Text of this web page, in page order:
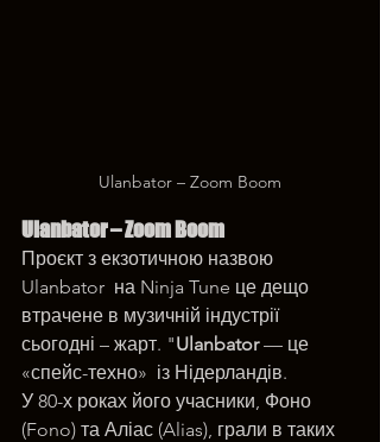
Ulanbator – Zoom Boom
Ulanbator – Zoom Boom
Проєкт з екзотичною назвою
Ulanbator  на Ninja Tune це дещо
втрачене в музичній індустрії
сьогодні – жарт. "Ulanbator — це
«спейс-техно»  із Нідерландів.
У 80-х роках його учасники, Фоно
(Fono) та Аліас (Alias), грали в таких